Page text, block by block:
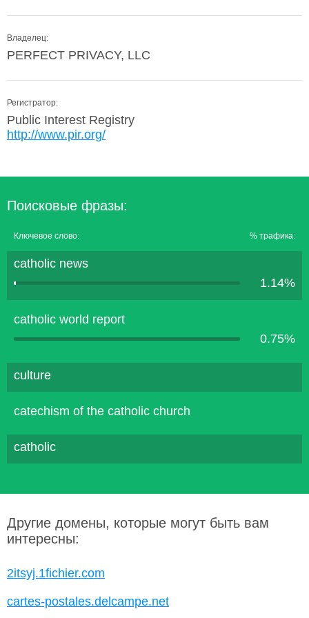
Владелец:
PERFECT PRIVACY, LLC
Регистратор:
Public Interest Registry
http://www.pir.org/
Поисковые фразы:
Ключевое слово: % трафика:
catholic news
1.14%
catholic world report
0.75%
culture
catechism of the catholic church
catholic
Другие домены, которые могут быть вам
интересны:
2itsyj.1fichier.com
cartes-postales.delcampe.net